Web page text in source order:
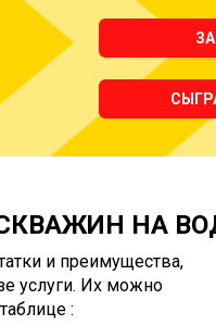
НА
и преимущества,
услуги. Их можно
: